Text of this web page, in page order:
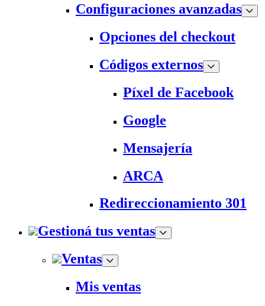
Configuraciones avanzadas
Opciones del checkout
Códigos externos
Píxel de Facebook
Google
Mensajería
ARCA
Redireccionamiento 301
Gestioná tus ventas
Ventas
Mis ventas